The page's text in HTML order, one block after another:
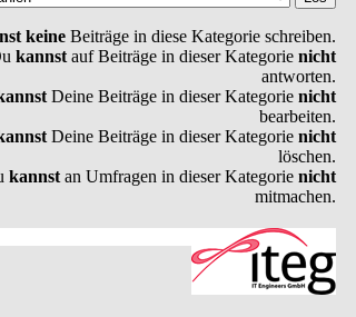
keine Beiträge in diese Kategorie schreiben.
kannst auf Beiträge in dieser Kategorie nicht
antworten.
Deine Beiträge in dieser Kategorie nicht
bearbeiten.
Deine Beiträge in dieser Kategorie nicht
löschen.
kannst an Umfragen in dieser Kategorie nicht
mitmachen.